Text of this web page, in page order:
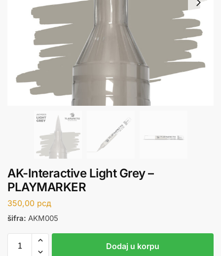
AK-Interactive Light Grey –
PLAYMARKER
350,00 рсд
šifra: AKM005
Dodaj u korpu